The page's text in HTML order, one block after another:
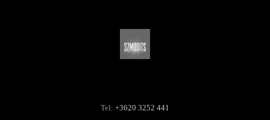
Tel: +3620 3252 441